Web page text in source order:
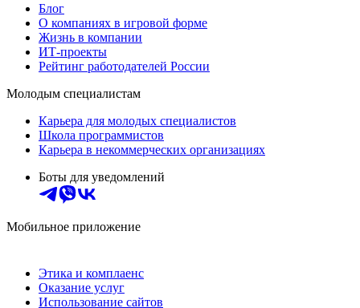
Блог
О компаниях в игровой форме
Жизнь в компании
ИТ-проекты
Рейтинг работодателей России
Молодым специалистам
Карьера для молодых специалистов
Школа программистов
Карьера в некоммерческих организациях
Боты для уведомлений
Мобильное приложение
Этика и комплаенс
Оказание услуг
Использование сайтов